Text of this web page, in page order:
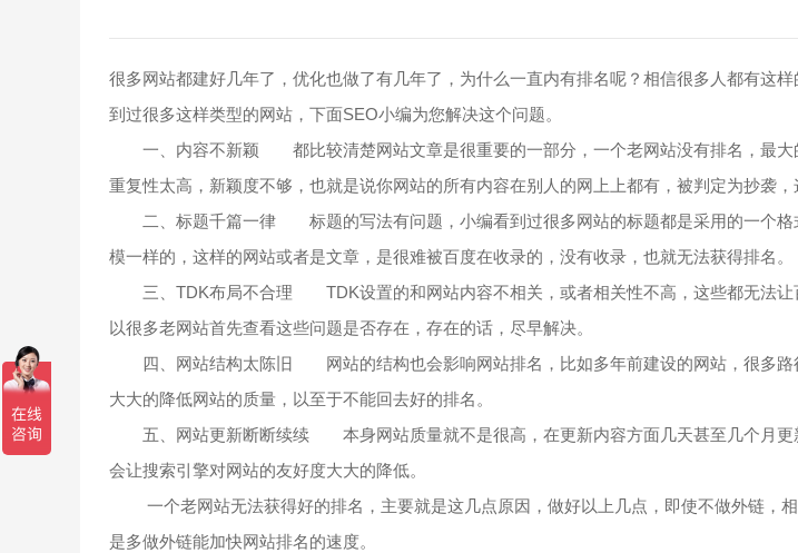
很多网站都建好几年了，优化也做了有几年了，为什么一直内有排名呢？相信很多人都有这
到过很多这样类型的网站，下面SEO小编为您解决这个问题。
一、内容不新颖 都比较清楚网站文章是很重要的一部分，一个老网站没有排名，最大
重复性太高，新颖度不够，也就是说你网站的所有内容在别人的网上上都有，被判定为抄袭，
二、标题千篇一律 标题的写法有问题，小编看到过很多网站的标题都是采用的一个格
模一样的，这样的网站或者是文章，是很难被百度在收录的，没有收录，也就无法获得排名。
三、TDK布局不合理 TDK设置的和网站内容不相关，或者相关性不高，这些都无法让
以很多老网站首先查看这些问题是否存在，存在的话，尽早解决。
四、网站结构太陈旧 网站的结构也会影响网站排名，比如多年前建设的网站，很多路
大大的降低网站的质量，以至于不能回去好的排名。
五、网站更新断断续续 本身网站质量就不是很高，在更新内容方面几天甚至几个月更
会让搜索引擎对网站的友好度大大的降低。
一个老网站无法获得好的排名，主要就是这几点原因，做好以上几点，即使不做外链，相
是多做外链能加快网站排名的速度。